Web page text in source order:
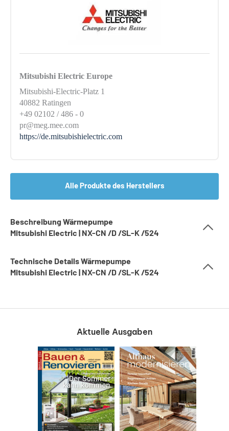
Mitsubishi Electric Europe
Mitsubishi-Electric-Platz 1
40882 Ratingen
+49 02102 / 486 - 0
pr@meg.mee.com
https://de.mitsubishielectric.com
Alle Produkte des Herstellers
Beschreibung Wärmepumpe
Mitsubishi Electric | NX-CN /D /SL-K /524
Technische Details Wärmepumpe
Mitsubishi Electric | NX-CN /D /SL-K /524
Aktuelle Ausgaben